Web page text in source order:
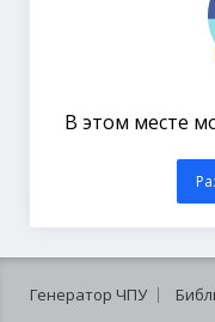
В этом месте
Генератор ЧПУ